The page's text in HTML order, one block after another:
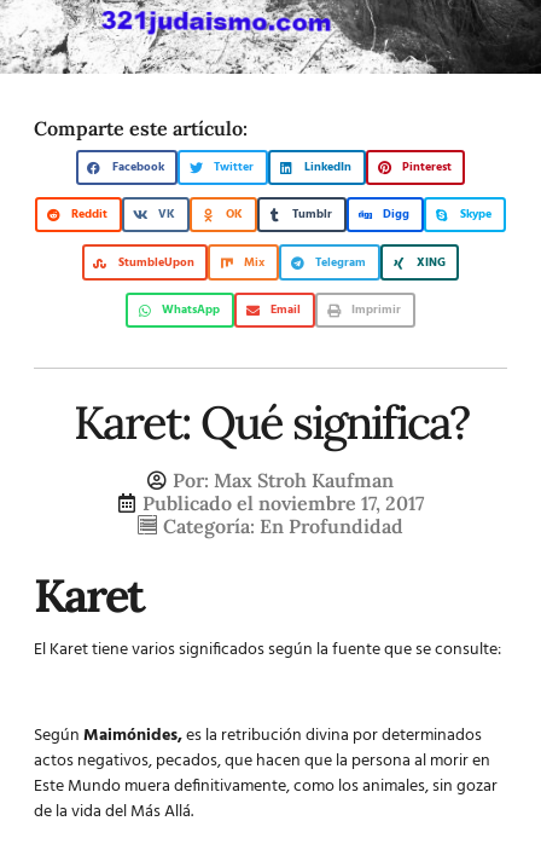
Comparte este artículo:
Facebook Twitter LinkedIn Pinterest
Reddit VK OK Tumblr Digg Skype
StumbleUpon Mix Telegram XING
WhatsApp Email Imprimir
Karet: Qué significa?
Por: Max Stroh Kaufman
Publicado el noviembre 17, 2017
Categoría: En Profundidad
Karet
El Karet tiene varios significados según la fuente que se consulte:
SegúnMaimónides,es la retribución divina por determinados
actos negativos, pecados, que hacen que la persona al morir en
Este Mundo muera definitivamente, como los animales, sin gozar
de la vida del Más Allá.